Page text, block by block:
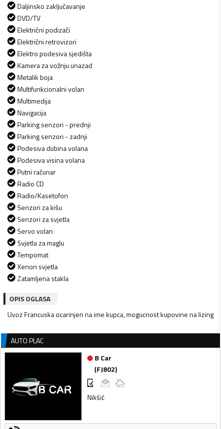
Daljinsko zaključavanje
DVD/TV
Električni podizači
Električni retrovizori
Elektro podesiva sjedišta
Kamera za vožnju unazad
Metalik boja
Multifunkcionalni volan
Multimedija
Navigacija
Parking senzori - prednji
Parking senzori - zadnji
Podesiva dubina volana
Podesiva visina volana
Putni računar
Radio CD
Radio/Kasetofon
Senzori za kišu
Senzori za svjetla
Servo volan
Svjetla za maglu
Tempomat
Xenon svjetla
Zatamljena stakla
OPIS OGLASA
Uvoz Francuska ocarinjen na ime kupca, mogucnost kupovine na lizing
AUTO PLAC
B Car
(FJ802)
Nikšić